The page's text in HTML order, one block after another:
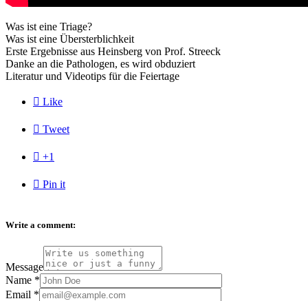
Was ist eine Triage?
Was ist eine Übersterblichkeit
Erste Ergebnisse aus Heinsberg von Prof. Streeck
Danke an die Pathologen, es wird obduziert
Literatur und Videotips für die Feiertage
 Like
 Tweet
 +1
 Pin it
Write a comment:
Message
Name *
Email *